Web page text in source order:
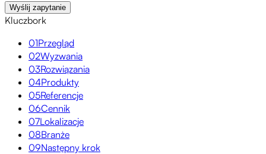
Wyślij zapytanie
Kluczbork
01Przegląd
02Wyzwania
03Rozwiązania
04Produkty
05Referencje
06Cennik
07Lokalizacje
08Branże
09Następny krok